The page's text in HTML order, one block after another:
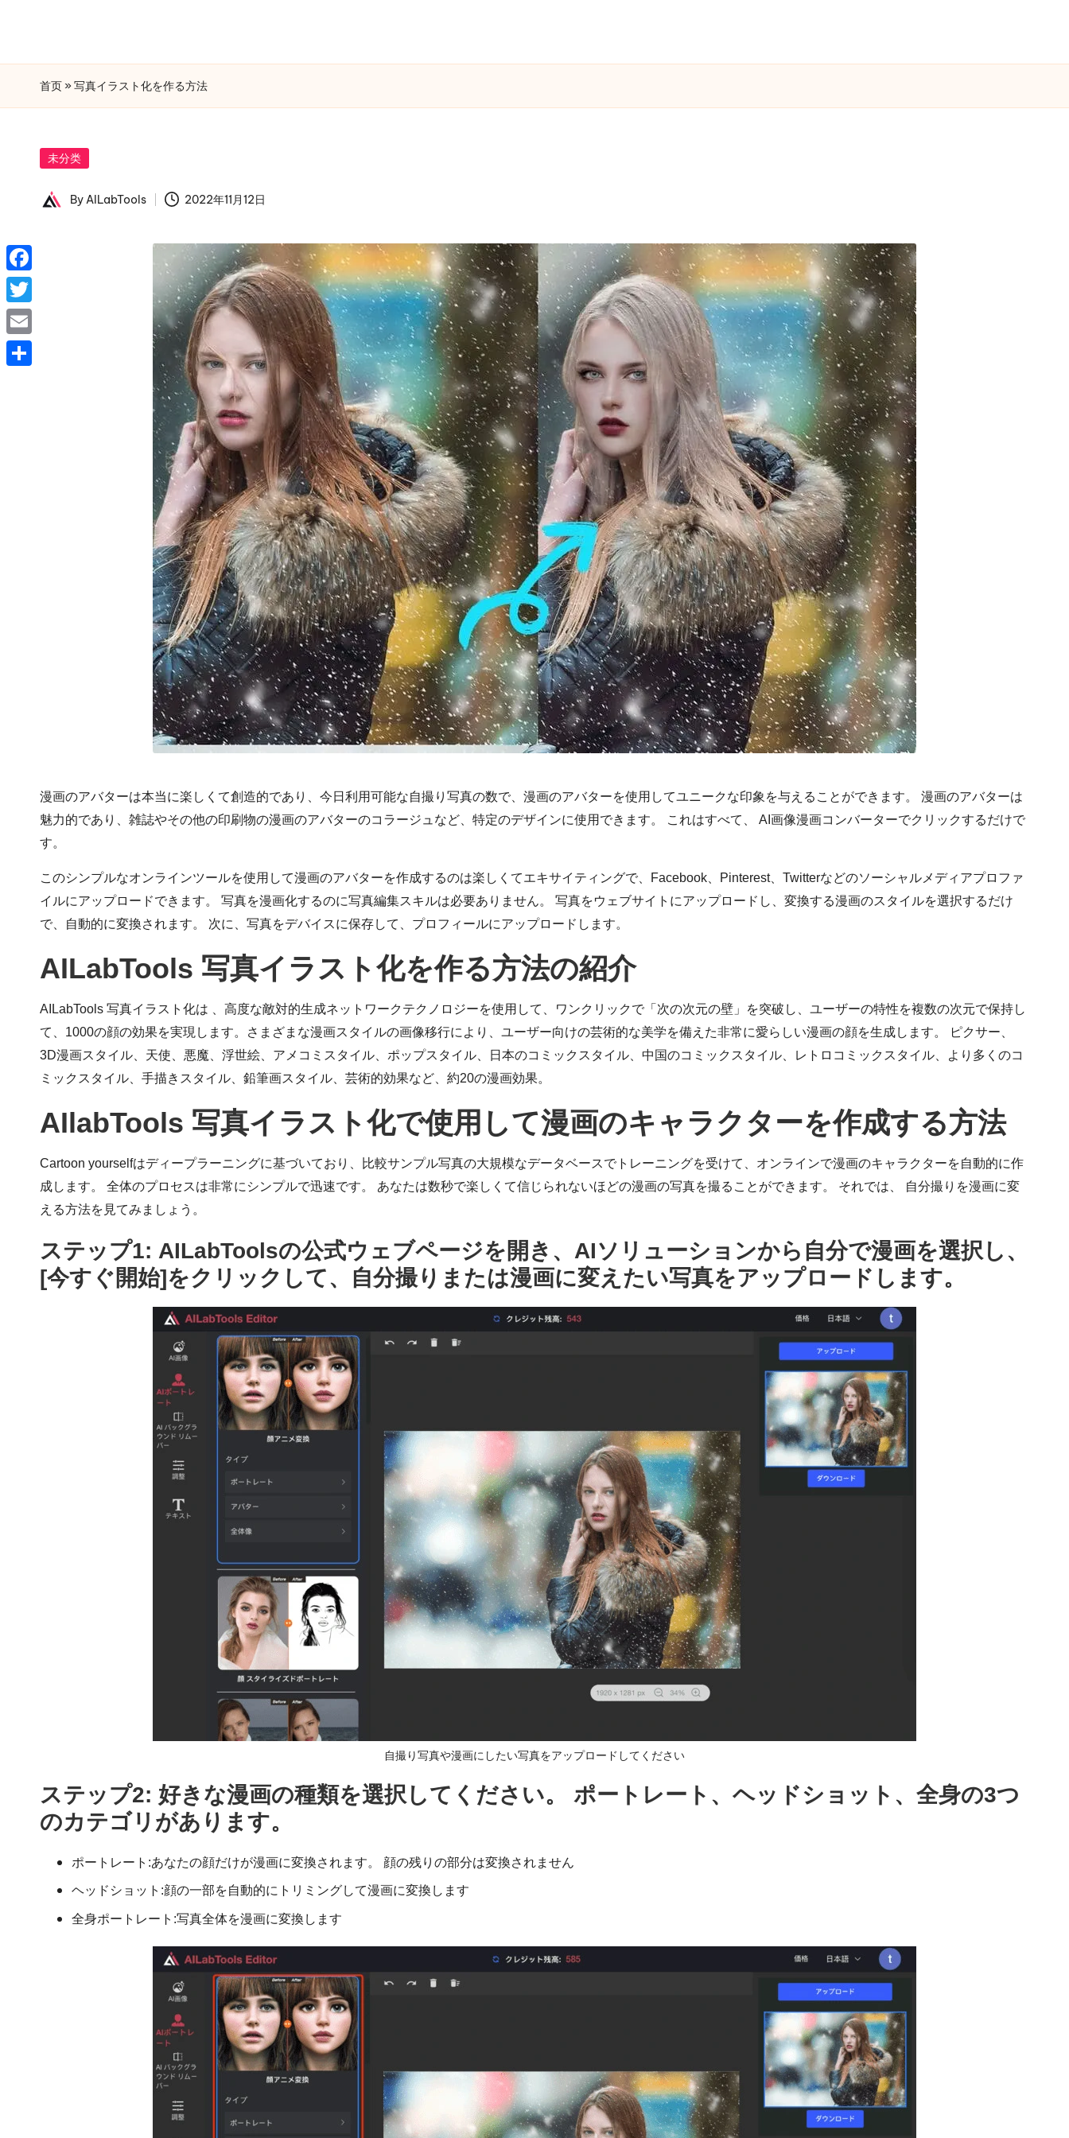
Skip
content
首页 »写真イラスト化を作る方法
Posted
未分类
Posted
By AILabTools 2022年11月12日
漫画のアバターは本当に楽しくて創造的であり、今日利用可能な自撮り写真の数で、漫画のアバターを使用してユニークな印象を与えることができます。 漫画のアバターは
魅力的であり、雑誌やその他の印刷物の漫画のアバターのコラージュなど、特定のデザインに使用できます。 これはすべて、 AI画像漫画コンバーターでクリックするだけで
す。
このシンプルなオンラインツールを使用して漫画のアバターを作成するのは楽しくてエキサイティングで、Facebook、Pinterest、Twitterなどのソーシャルメディアプロファ
イルにアップロードできます。 写真を漫画化するのに写真編集スキルは必要ありません。 写真をウェブサイトにアップロードし、変換する漫画のスタイルを選択するだけ
で、自動的に変換されます。 次に、写真をデバイスに保存して、プロフィールにアップロードします。
AILabTools 写真イラスト化を作る方法の紹介
AILabTools 写真イラスト化は 、高度な敵対的生成ネットワークテクノロジーを使用して、ワンクリックで「次の次元の壁」を突破し、ユーザーの特性を複数の次元で保持し
て、1000の顔の効果を実現します。さまざまな漫画スタイルの画像移行により、ユーザー向けの芸術的な美学を備えた非常に愛らしい漫画の顔を生成します。 ピクサー、
3D漫画スタイル、天使、悪魔、浮世絵、アメコミスタイル、ポップスタイル、日本のコミックスタイル、中国のコミックスタイル、レトロコミックスタイル、より多くのコ
ミックスタイル、手描きスタイル、鉛筆画スタイル、芸術的効果など、約20の漫画効果。
AIlabTools 写真イラスト化で使用して漫画のキャラクターを作成する方法
Cartoon yourselfはディープラーニングに基づいており、比較サンプル写真の大規模なデータベースでトレーニングを受けて、オンラインで漫画のキャラクターを自動的に作
成します。 全体のプロセスは非常にシンプルで迅速です。 あなたは数秒で楽しくて信じられないほどの漫画の写真を撮ることができます。 それでは、
自分撮りを漫画に変
える方法を見てみましょう。
ステップ1: AILabToolsの公式ウェブページを開き、AIソリューションから自分で漫画を選択し、
[今すぐ開始]をクリックして、自分撮りまたは漫画に変えたい写真をアップロードします。
自撮り写真や漫画にしたい写真をアップロードしてください
ステップ2: 好きな漫画の種類を選択してください。 ポートレート、ヘッドショット、全身の3つ
のカテゴリがあります。
ポートレート:あなたの顔だけが漫画に変換されます。 顔の残りの部分は変換されません
ヘッドショット:顔の一部を自動的にトリミングして漫画に変換します
全身ポートレート:写真全体を漫画に変換します
F
a
c
e
T
w
i
E